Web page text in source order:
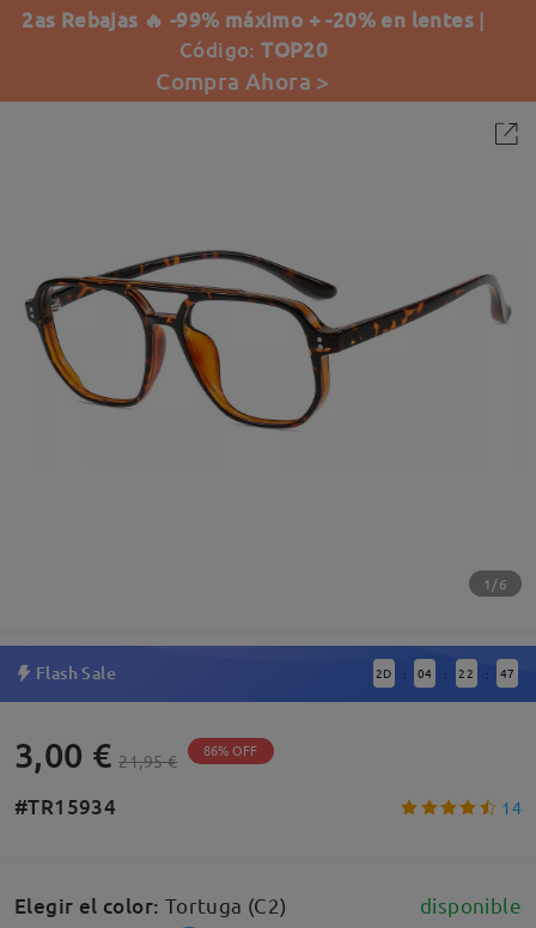
2as Rebajas 🔥 -99% máximo + -20% en lentes |
Código:TOP20
Compra Ahora >
1/6
Flash Sale 2D : 04 : 22 : 47
3,00 € 21,95 € 86% OFF
#TR15934 14
Elegir el color: Tortuga (C2) disponible